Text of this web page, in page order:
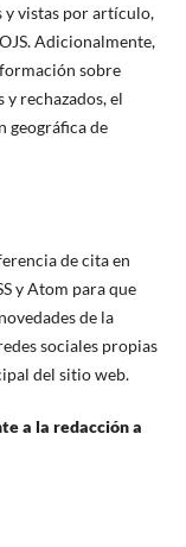
y vistas por artículo,
Adicionalmente,
sobre
rechazados, el
geográfica de
de cita en
y Atom para que
de la
sociales propias
del sitio web.
a la redacción a